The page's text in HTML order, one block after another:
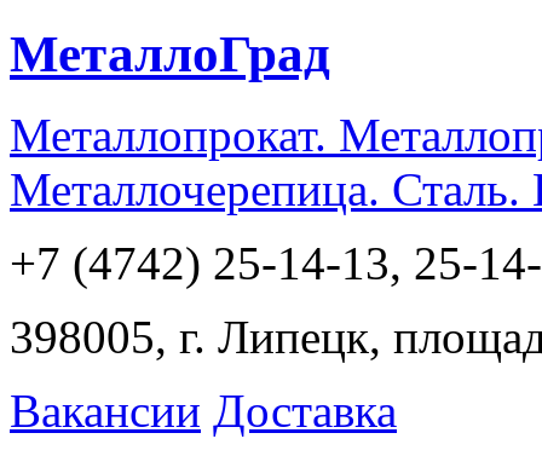
МеталлоГрад
Металлопрокат.
Металлочерепица.
+7 (4742) 25-14-13, 25-
398005, г. Липецк,
Вакансии Доставка